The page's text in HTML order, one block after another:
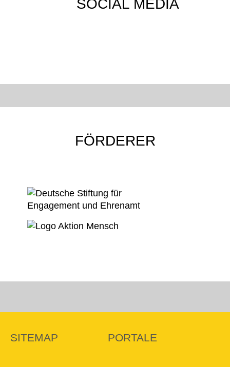
SOCIAL MEDIA
FÖRDERER
SITEMAP PORTALE